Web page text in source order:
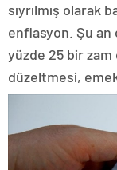
sıyrılmış olarak
enflasyon. Şu
yüzde 25 bir zam
düzeltmesi,